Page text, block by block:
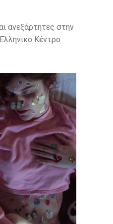
ανεξάρτητες στην
Κέντρο